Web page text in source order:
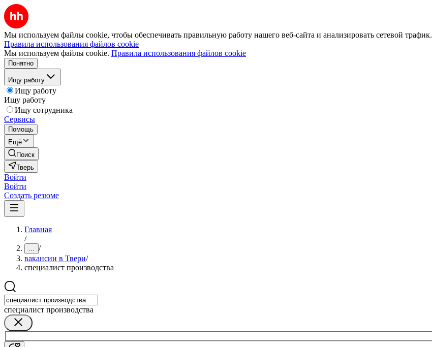
Мы используем файлы cookie, чтобы обеспечивать правильную работу нашего веб-сайта и анализировать сетевой трафик.
Правила использования файлов cookie
Мы используем файлы cookie. Правила использования файлов cookie
Понятно
Ищу работу
Ищу работу
Ищу работу
Ищу сотрудника
Сервисы
Помощь
Ещё
Поиск
Тверь
Войти
Войти
Создать резюме
Главная
/
... /
вакансии в Твери/
специалист производства
специалист производства